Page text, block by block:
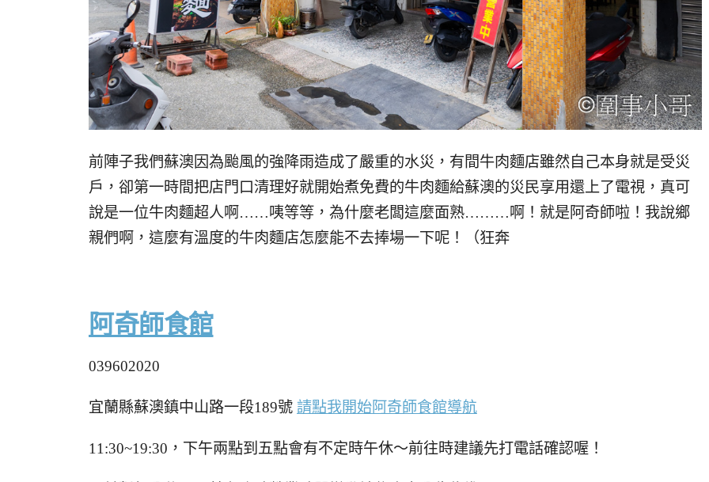
前陣子我們蘇澳因為颱風的強降雨造成了嚴重的水災，有間牛肉麵店雖然自己本身就是受災
戶，卻第一時間把店門口清理好就開始煮免費的牛肉麵給蘇澳的災民享用還上了電視，真可
說是一位牛肉麵超人啊……咦等等，為什麼老闆這麼面熟………啊！就是阿奇師啦！我說鄉
親們啊，這麼有溫度的牛肉麵店怎麼能不去捧場一下呢！（狂奔
阿奇師食館
039602020
宜蘭縣蘇澳鎮中山路一段189號 請點我開始阿奇師食館導航
11:30~19:30，下午兩點到五點會有不定時午休～前往時建議先打電話確認喔！